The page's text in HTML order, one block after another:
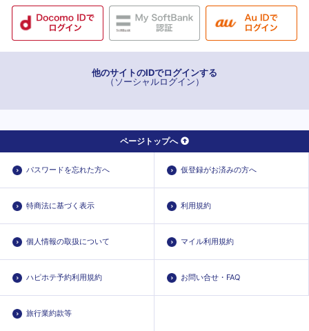
他のサイトのIDでログインする
（ソーシャルログイン）
ページトップへ
パスワードを忘れた方へ 仮登録がお済みの方へ
特商法に基づく表示 利用規約
個人情報の取扱について マイル利用規約
ハピホテ予約利用規約 お問い合せ・FAQ
旅行業約款等